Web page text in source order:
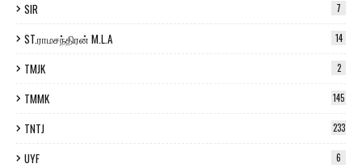
SIR 7
ST.ராமசந்திரன் M.L.A 14
TMJK 2
TMMK 145
TNTJ 233
UYF 6